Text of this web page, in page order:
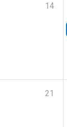
14
21